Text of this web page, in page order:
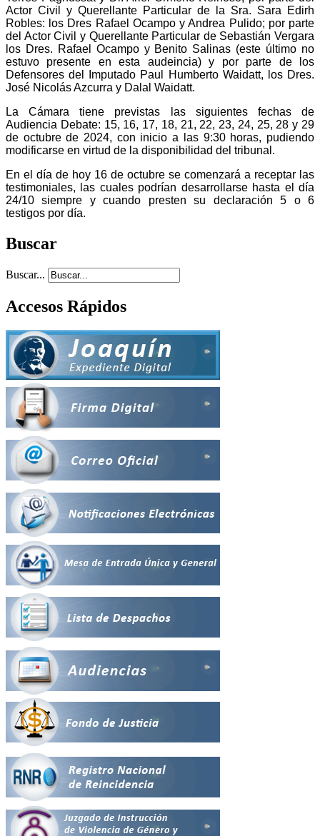
Actor Civil y Querellante Particular de la Sra. Sara Edirh
Robles: los Dres Rafael Ocampo y Andrea Pulido; por parte
del Actor Civil y Querellante Particular de Sebastián Vergara
los Dres. Rafael Ocampo y Benito Salinas (este último no
estuvo presente en esta audeincia) y por parte de los
Defensores del Imputado Paul Humberto Waidatt, los Dres.
José Nicolás Azcurra y Dalal Waidatt.
La Cámara tiene previstas las siguientes fechas de
Audiencia Debate: 15, 16, 17, 18, 21, 22, 23, 24, 25, 28 y 29
de octubre de 2024, con inicio a las 9:30 horas, pudiendo
modificarse en virtud de la disponibilidad del tribunal.
En el día de hoy 16 de octubre se comenzará a receptar las
testimoniales, las cuales podrían desarrollarse hasta el día
24/10 siempre y cuando presten su declaración 5 o 6
testigos por día.
Buscar
Buscar...
Accesos Rápidos